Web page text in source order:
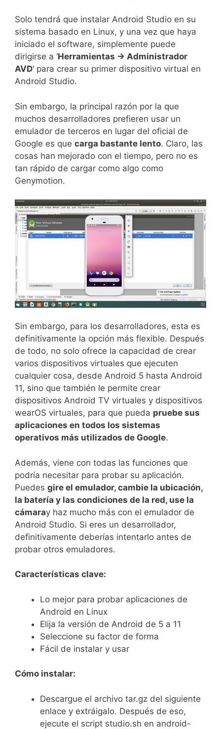
Solo tendrá que instalar Android Studio en su
sistema basado en Linux, y una vez que haya
iniciado el software, simplemente puede
dirigirse a ‘Herramientas -> Administrador
AVD‘ para crear su primer dispositivo virtual en
Android Studio.
Sin embargo, la principal razón por la que
muchos desarrolladores prefieren usar un
emulador de terceros en lugar del oficial de
Google es que carga bastante lento. Claro, las
cosas han mejorado con el tiempo, pero no es
tan rápido de cargar como algo como
Genymotion.
Sin embargo, para los desarrolladores, esta es
definitivamente la opción más flexible. Después
de todo, no solo ofrece la capacidad de crear
varios dispositivos virtuales que ejecuten
cualquier cosa, desde Android 5 hasta Android
11, sino que también le permite crear
dispositivos Android TV virtuales y dispositivos
wearOS virtuales, para que pueda pruebe sus
aplicaciones en todos los sistemas
operativos más utilizados de Google.
Además, viene con todas las funciones que
podría necesitar para probar su aplicación.
Puedes gire el emulador, cambie la ubicación,
la batería y las condiciones de la red, use la
cámaray haz mucho más con el emulador de
Android Studio. Si eres un desarrollador,
definitivamente deberías intentarlo antes de
probar otros emuladores.
Características clave:
Lo mejor para probar aplicaciones de
Android en Linux
Elija la versión de Android de 5 a 11
Seleccione su factor de forma
Fácil de instalar y usar
Cómo instalar:
Descargue el archivo tar.gz del siguiente
enlace y extráigalo. Después de eso,
ejecute el script studio.sh en android-